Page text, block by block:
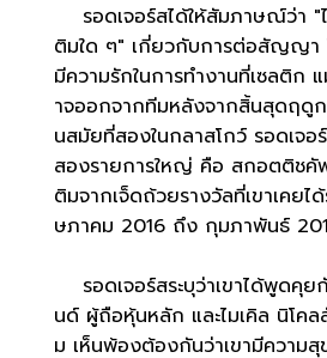
รอดเจอร์สได้ให้สัมภาษณ์ว่า "
ติมใด ๆ" เกี่ยวกับการต่อสัญญา
มีความรักในการทำงานที่เซลติก แ
าจออกจากทีมหลังจากสิ้นสุดฤดู
นสมัยที่สองในกลาสโกว์ รอดเจอ
สองรายการใหญ่ คือ สกอตติชคั
ติมจากเจ็ดถ้วยรางวัลที่เขาเคยไ
ษภาคม 2016 ถึง กุมภาพันธ์
รอดเจอร์สระบุว่าเขาได้พูดคุย
นด์ ผู้ถือหุ้นหลัก และไมเคิล นิโคล
ม เห็นพ้องต้องกันว่าเขามีความ